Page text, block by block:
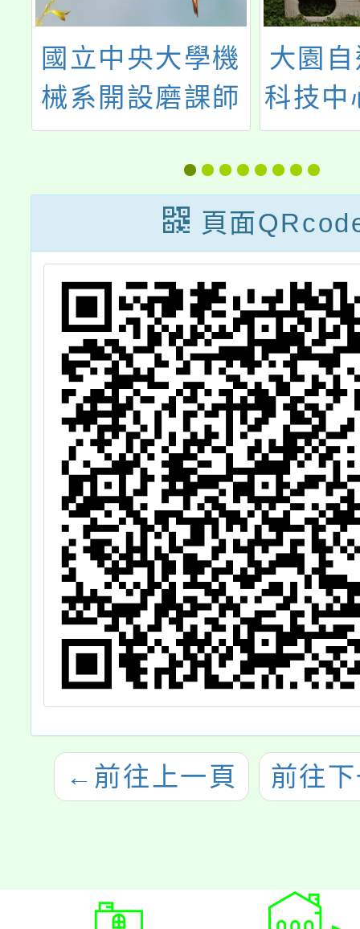
國立中央大學機
械系開設磨課師
課程「氫能技術
與應用」
大園
科技中
月份
頁面
← 前往上一頁 前往